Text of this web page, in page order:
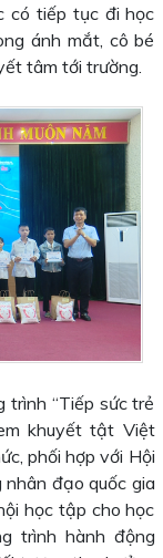
có tiếp tục đi học
ánh mắt, cô bé
tâm tới trường.
trình “Tiếp sức trẻ
khuyết tật Việt
phối hợp với Hội
đạo quốc gia
học tập cho học
trình hành động